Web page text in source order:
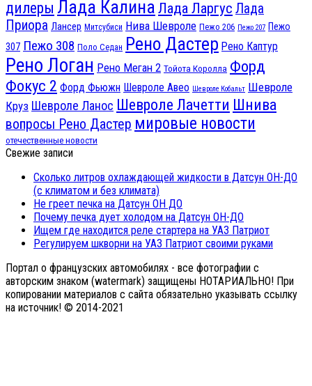
дилеры Лада Калина Лада Ларгус Лада
Приора Лансер Митсубиси Нива Шевроле Пежо 206 Пежо 207 Пежо
307 Пежо 308 Поло Седан Рено Дастер Рено Каптур
Рено Логан Рено Меган 2 Тойота Королла Форд
Фокус 2 Форд Фьюжн Шевроле Авео Шевроле Кобальт Шевроле
Круз Шевроле Ланос Шевроле Лачетти Шнива
вопросы Рено Дастер мировые новости
отечественные новости
Свежие записи
Сколько литров охлаждающей жидкости в Датсун ОН-ДО
(с климатом и без климата)
Не греет печка на Датсун ОН ДО
Почему печка дует холодом на Датсун ОН-ДО
Ищем где находится реле стартера на УАЗ Патриот
Регулируем шкворни на УАЗ Патриот своими руками
Портал о французских автомобилях - все фотографии с
авторским знаком (watermark) защищены НОТАРИАЛЬНО! При
копировании материалов с сайта обязательно указывать ссылку
на источник! © 2014-2021